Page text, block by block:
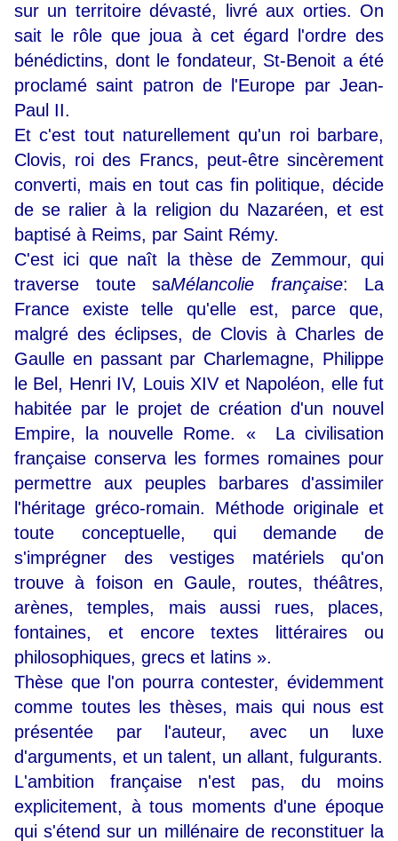
sur un territoire dévasté, livré aux orties. On
sait le rôle que joua à cet égard l'ordre des
bénédictins, dont le fondateur, St-Benoit a été
proclamé saint patron de l'Europe par Jean-
Paul II.
Et c'est tout naturellement qu'un roi barbare,
Clovis, roi des Francs, peut-être sincèrement
converti, mais en tout cas fin politique, décide
de se ralier à la religion du Nazaréen, et est
baptisé à Reims, par Saint Rémy.
C'est ici que naît la thèse de Zemmour, qui
traverse toute saMélancolie française: La
France existe telle qu'elle est, parce que,
malgré des éclipses, de Clovis à Charles de
Gaulle en passant par Charlemagne, Philippe
le Bel, Henri IV, Louis XIV et Napoléon, elle fut
habitée par le projet de création d'un nouvel
Empire, la nouvelle Rome. « La civilisation
française conserva les formes romaines pour
permettre aux peuples barbares d'assimiler
l'héritage gréco-romain. Méthode originale et
toute conceptuelle, qui demande de
s'imprégner des vestiges matériels qu'on
trouve à foison en Gaule, routes, théâtres,
arènes, temples, mais aussi rues, places,
fontaines, et encore textes littéraires ou
philosophiques, grecs et latins ».
Thèse que l'on pourra contester, évidemment
comme toutes les thèses, mais qui nous est
présentée par l'auteur, avec un luxe
d'arguments, et un talent, un allant, fulgurants.
L'ambition française n'est pas, du moins
explicitement, à tous moments d'une époque
qui s'étend sur un millénaire de reconstituer la